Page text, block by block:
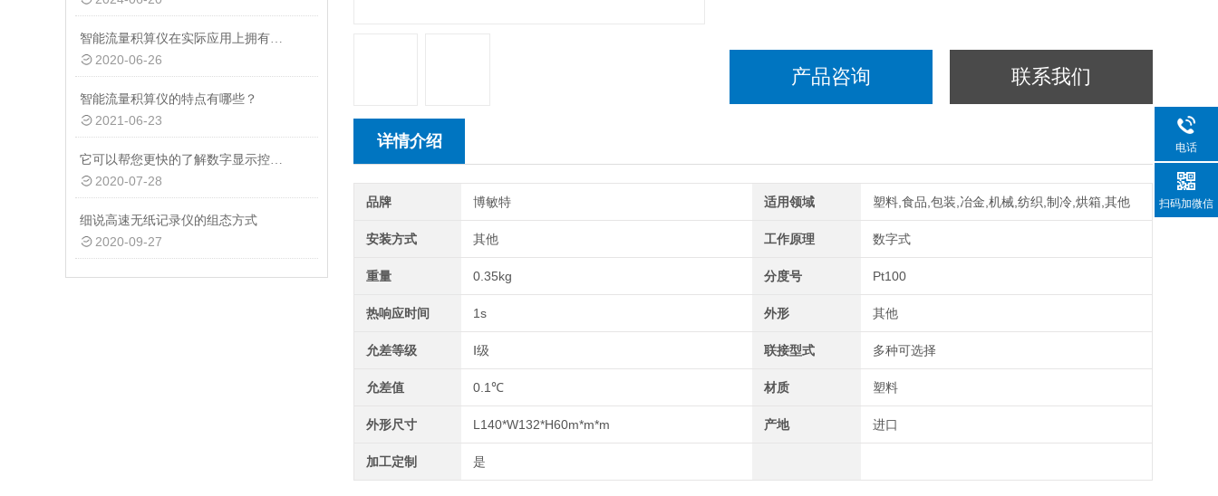
智能流量积算仪在实际应用上拥有特点
2020-06-26
智能流量积算仪的特点有哪些？
2021-06-23
它可以帮您更快的了解数字显示控制仪的内部结构
2020-07-28
细说高速无纸记录仪的组态方式
2020-09-27
产品咨询 联系我们
详情介绍
品牌 博敏特 适用领域 塑料,食品,包装,冶金,机械,纺织,制冷,烘箱,其他
安装方式 其他 工作原理 数字式
重量 0.35kg 分度号 Pt100
热响应时间 1s 外形 其他
允差等级 Ⅰ级 联接型式 多种可选择
允差值 0.1℃ 材质 塑料
外形尺寸 L140*W132*H60m*m*m 产地 进口
加工定制 是
电话
扫码加微信